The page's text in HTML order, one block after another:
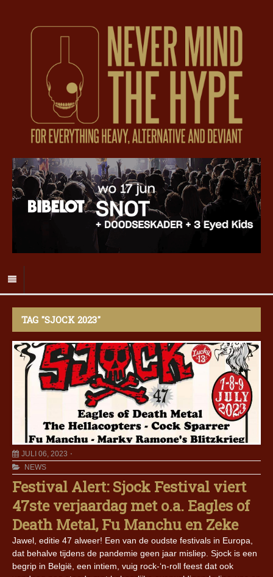
TAG "SJOCK 2023"
JULI 06, 2023
NEWS
Festival Alert: Sjock Festival viert
47ste verjaardag met o.a. Eagles of
Death Metal, Fu Manchu en Zeke
Jawel, editie 47 alweer! Een van de oudste festivals in Europa,
dat behalve tijdens de pandemie geen jaar misliep. Sjock is een
begrip in België, een intiem, vuig rock-‘n-roll feest dat ook